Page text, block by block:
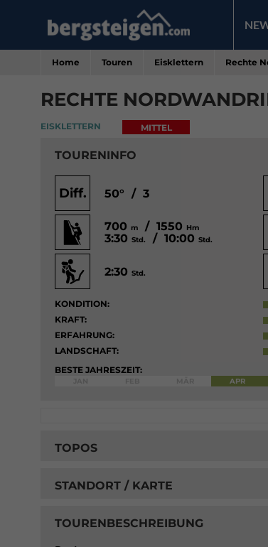
Home Touren Eisklettern Rechte
RECHTE
EISKLETTERN MITTEL
TOURENINFO
Diff. 50° / 3
700m / 1550 Hm
3:30Std. / 10:00Std.
2:30Std.
KONDITION:
KRAFT:
ERFAHRUNG:
LANDSCHAFT:
BESTE JAHRESZEIT:
APR
TOPOS
STANDORT / KARTE
TOURENBESCHREIBUNG